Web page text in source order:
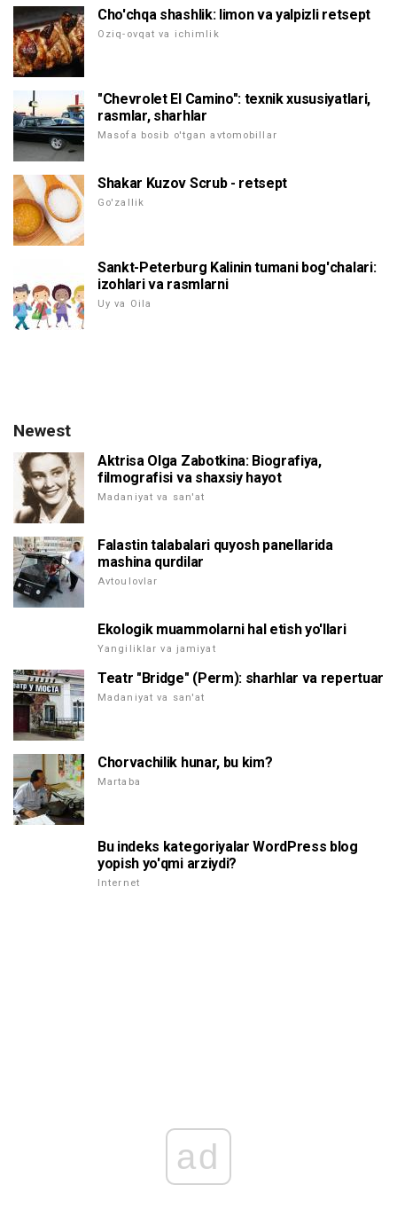
Cho'chqa shashlik: limon va yalpizli retsept
Oziq-ovqat va ichimlik
"Chevrolet El Camino": texnik xususiyatlari,
rasmlar, sharhlar
Masofa bosib o'tgan avtomobillar
Shakar Kuzov Scrub - retsept
Go'zallik
Sankt-Peterburg Kalinin tumani bog'chalari:
izohlari va rasmlarni
Uy va Oila
Newest
Aktrisa Olga Zabotkina: Biografiya,
filmografisi va shaxsiy hayot
Madaniyat va san'at
Falastin talabalari quyosh panellarida
mashina qurdilar
Avtoulovlar
Ekologik muammolarni hal etish yo'llari
Yangiliklar va jamiyat
Teatr "Bridge" (Perm): sharhlar va repertuar
Madaniyat va san'at
Chorvachilik hunar, bu kim?
Martaba
Bu indeks kategoriyalar WordPress blog
yopish yo'qmi arziydi?
Internet
ad